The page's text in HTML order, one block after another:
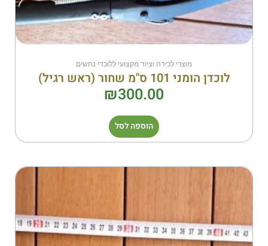
מוצרי לכידה וציוד מקצועי ללוכדי נחשים
לוכדן הומני 101 ס"מ שחור (ראש רגיל)
₪300.00
הוספה לסל